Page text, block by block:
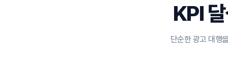
KPI
단순한 광고 대행